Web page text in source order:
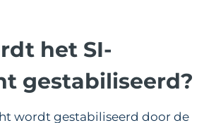
het SI-
gestabiliseerd?
wordt gestabiliseerd door de